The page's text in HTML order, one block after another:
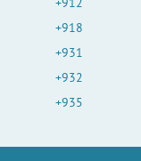
+918
+931
+932
+935